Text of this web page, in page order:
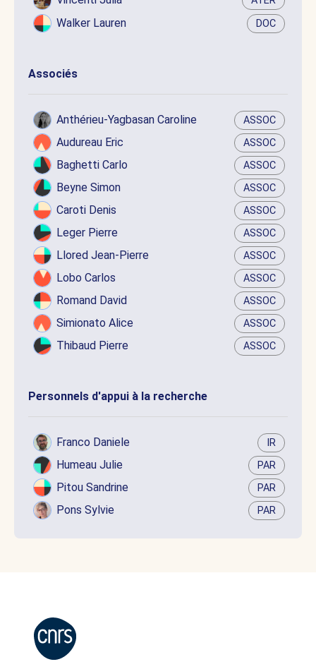
Walker Lauren DOC
Associés
Anthérieu-Yagbasan Caroline ASSOC
Audureau Eric ASSOC
Baghetti Carlo ASSOC
Beyne Simon ASSOC
Caroti Denis ASSOC
Leger Pierre ASSOC
Llored Jean-Pierre ASSOC
Lobo Carlos ASSOC
Romand David ASSOC
Simionato Alice ASSOC
Thibaud Pierre ASSOC
Personnels d'appui à la recherche
Franco Daniele IR
Humeau Julie PAR
Pitou Sandrine PAR
Pons Sylvie PAR